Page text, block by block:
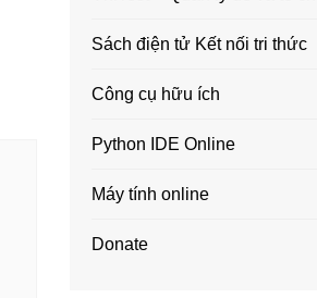
Sách điện tử Kết nối tri thức
Công cụ hữu ích
Python IDE Online
Máy tính online
Donate